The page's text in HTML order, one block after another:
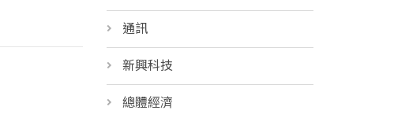
通訊
新興科技
總體經濟